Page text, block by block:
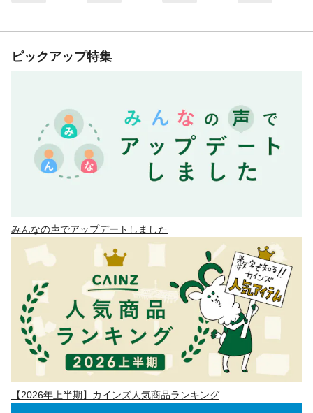
ピックアップ特集
みんなの声でアップデートしました
【2026年上半期】カインズ人気商品ランキング